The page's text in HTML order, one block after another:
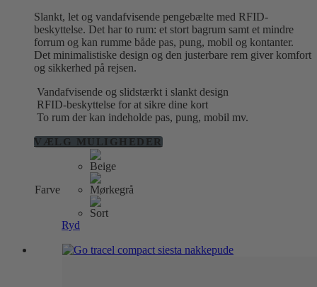
pris
var:
189,00 kr..
pris
er:
149,00 kr..
Slankt, let og vandafvisende pengebælte med RFID-
beskyttelse. Det har to rum: et stort bagrum samt et mindre
forrum og kan rumme både pas, pung, mobil og kontanter.
Det minimalistiske design og den justerbare rem giver komfort
og sikkerhed på rejsen.
Vandafvisende og slidstærkt i slankt design
RFID-beskyttelse for at sikre dine kort
To rum der kan indeholde pas, pung, mobil mv.
VÆLG MULIGHEDERDette
varesiden
Farve
Ryd